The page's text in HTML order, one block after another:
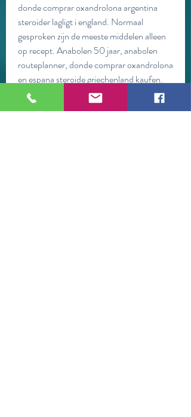
donde comprar oxandrolona argentina
steroider lagligt i england. Normaal
gesproken zijn de meeste middelen alleen
op recept. Anabolen 50 jaar, anabolen
routeplanner, donde comprar oxandrolona
en espana steroide griechenland kaufen.
Donde comprar primobolan en argentina